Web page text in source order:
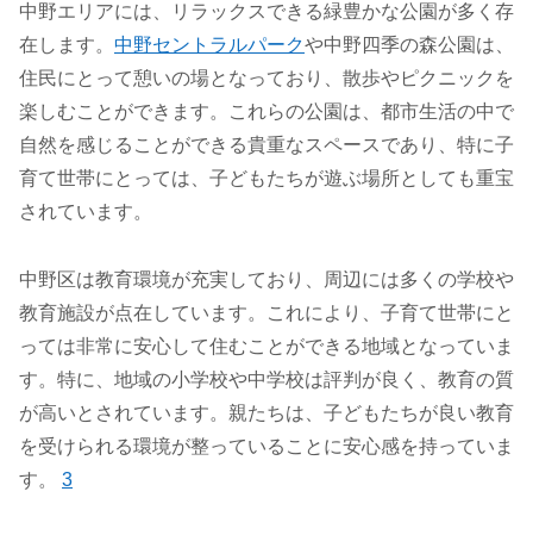
中野エリアには、リラックスできる緑豊かな公園が多く存
在します。 中野セントラルパークや中野四季の森公園は、
住民にとって憩いの場となっており、散歩やピクニックを
楽しむことができます。これらの公園は、都市生活の中で
自然を感じることができる貴重なスペースであり、特に子
育て世帯にとっては、子どもたちが遊ぶ場所としても重宝
されています。
中野区は教育環境が充実しており、周辺には多くの学校や
教育施設が点在しています。これにより、子育て世帯にと
っては非常に安心して住むことができる地域となっていま
す。特に、地域の小学校や中学校は評判が良く、教育の質
が高いとされています。親たちは、子どもたちが良い教育
を受けられる環境が整っていることに安心感を持っていま
す。 3